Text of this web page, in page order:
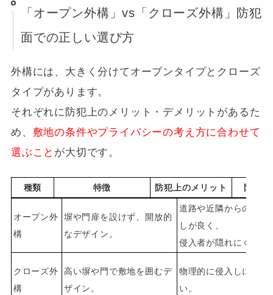
「オープン外構」vs「クローズ外構」防犯
面での正しい選び方
外構には、大きく分けてオープンタイプとクローズ
タイプがあります。
それぞれに防犯上のメリット・デメリットがあるた
め、 敷地の条件やプライバシーの考え方に合わせて
選ぶこと が大切です。
種類 特徴 防犯上のメリット 防犯
オープン外
構
塀や門扉を設けず、開放的
なデザイン。
道路や近隣からの見通
しが良く、
侵入者が隠れにくい。
クローズ外
構
高い塀や門で敷地を囲むデ
ザイン。
物理的に侵入しにく
い。